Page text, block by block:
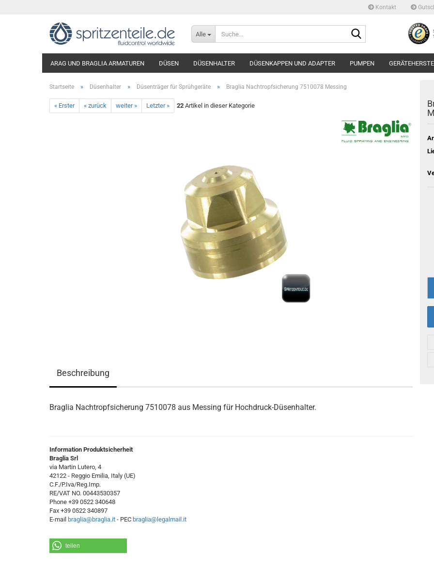
Kontakt
Alle
ARAG UND BRAGLIA ARMATUREN DÜSEN DÜSENHALTER DÜSENKAPPEN UND ADAPTER PUMPEN
Startseite » Düsenhalter » Düsenträger für Sprühgeräte » Braglia Nachtropfsicherung 7510078 Messing
« Erster « zurück weiter » Letzter » 22 Artikel in dieser Kategorie
Beschreibung
Braglia Nachtropfsicherung 7510078 aus Messing für Hochdruck-Düsenhalter.
Information Produktsicherheit
Braglia Srl
via Martin Lutero, 4
42122 - Reggio Emilia, Italy (UE)
C.F./P.Iva/Reg.Imp.
RE/VAT NO. 00443530357
Phone +39 0522 340648
Fax +39 0522 340897
E-mail braglia@braglia.it - PEC braglia@legalmail.it
teilen